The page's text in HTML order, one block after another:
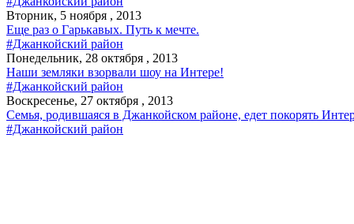
Вторник, 5 ноября , 2013
Еще раз о Гарькавых. Путь к мечте.
#Джанкойский район
Понедельник, 28 октября , 2013
Наши земляки взорвали шоу на Интере!
#Джанкойский район
Воскресенье, 27 октября , 2013
Семья, родившаяся в Джанкойском районе, едет покорять
#Джанкойский район